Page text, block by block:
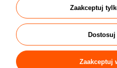
564,42 złZaakceptuj
Dostosuj
Zaakceptuj